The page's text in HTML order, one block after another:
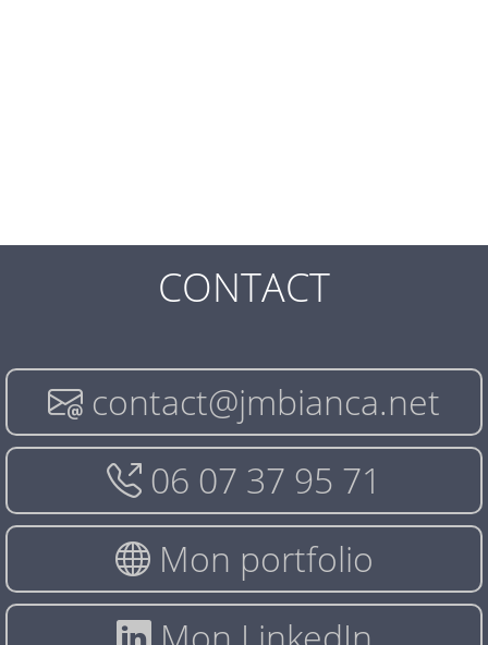
CONTACT
contact@jmbianca.net
06 07 37 95 71
Mon portfolio